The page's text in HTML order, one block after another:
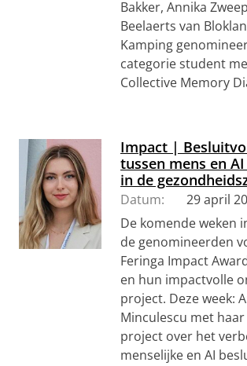
Bakker, Annika
Beelaerts van
Kamping
categorie student
Collective Memory
Impact |
tussen mens en
in de
Datum:
29 april
De komende weken
de genomineerden
Feringa Impact
en hun impactvolle
project. Deze week:
Minculescu met
project over het
menselijke en AI